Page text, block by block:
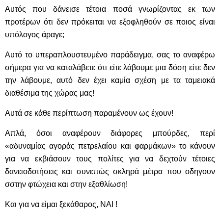
Αυτός που δάνεισε τέτοια ποσά γνωρίζοντας εκ των
προτέρων ότι δεν πρόκειται να εξοφληθούν σε ποιος είναι
υπόλογος άραγε;
Αυτό το υπεραπλουστευμένο παράδειγμα, σας το αναφέρω
σήμερα για να καταλάβετε ότι είτε λάβουμε μια δόση είτε δεν
την λάβουμε, αυτό δεν έχει καμία σχέση με τα ταμειακά
διαθέσιμα της χώρας μας!
Αυτά σε κάθε περίπτωση παραμένουν ως έχουν!
Απλά, όσοι αναφέρουν διάφορες μπούρδες, περί
«αδυναμίας αγοράς πετρελαίου και φαρμάκων» το κάνουν
για να εκβιάσουν τους πολίτες για να δεχτούν τέτοιες
δανειοδοτήσεις και συνεπώς σκληρά μέτρα που οδηγουν
σστην φτώχεια και στην εξαθλίωση!
Και για να είμαι ξεκάθαρος, ΝΑΙ !